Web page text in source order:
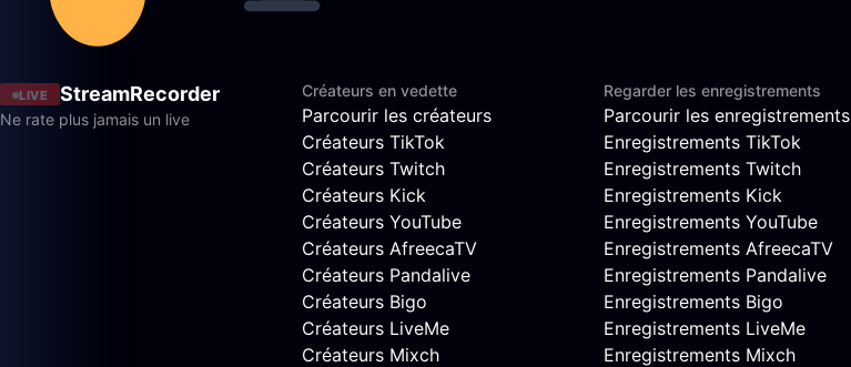
LIVE StreamRecorder
Ne rate plus jamais un live
Créateurs en vedette
Parcourir les créateurs
Créateurs TikTok
Créateurs Twitch
Créateurs Kick
Créateurs YouTube
Créateurs AfreecaTV
Créateurs Pandalive
Créateurs Bigo
Créateurs LiveMe
Créateurs Mixch
Regarder les enregistrements
Parcourir les enregistrements
Enregistrements TikTok
Enregistrements Twitch
Enregistrements Kick
Enregistrements YouTube
Enregistrements AfreecaTV
Enregistrements Pandalive
Enregistrements Bigo
Enregistrements LiveMe
Enregistrements Mixch